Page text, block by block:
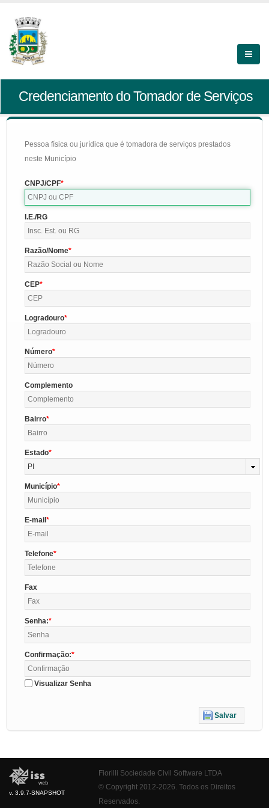
Credenciamento do Tomador de Serviços
Pessoa física ou jurídica que é tomadora de serviços prestados
neste Município
CNPJ/CPF
I.E./RG
Razão/Nome
CEP
Logradouro
Número
Complemento
Bairro
Estado
PI
Município
E-mail
Telefone
Fax
Senha:
Confirmação:
Visualizar Senha
Salvar
v. 3.9.7-SNAPSHOT
Fiorilli Sociedade Civil Software LTDA
© Copyright 2012-2026. Todos os Direitos
Reservados.